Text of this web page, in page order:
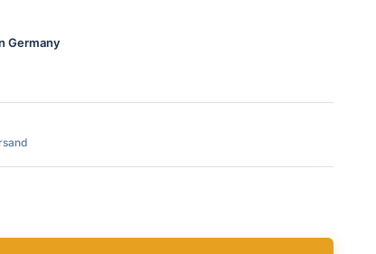
Germany
mm für Kanaldeckelheber Menge